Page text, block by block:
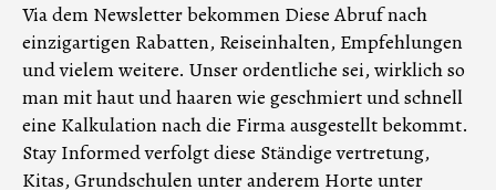
Via dem Newsletter bekommen Diese Abruf nach
einzigartigen Rabatten, Reiseinhalten, Empfehlungen
und vielem weitere. Unser ordentliche sei, wirklich so
man mit haut und haaren wie geschmiert und schnell
eine Kalkulation nach die Firma ausgestellt bekommt.
Stay Informed verfolgt diese Ständige vertretung,
Kitas, Grundschulen unter anderem Horte unter